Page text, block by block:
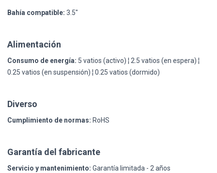
Bahía compatible: 3.5"
Alimentación
Consumo de energía: 5 vatios (activo) ¦ 2.5 vatios (en espera) ¦
0.25 vatios (en suspensión) ¦ 0.25 vatios (dormido)
Diverso
Cumplimiento de normas: RoHS
Garantía del fabricante
Servicio y mantenimiento: Garantía limitada - 2 años